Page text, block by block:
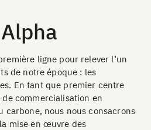
ligne pour relever l’un
de notre époque : les
En tant que premier centre
commercialisation en
carbone, nous nous consacrons
mise en œuvre des